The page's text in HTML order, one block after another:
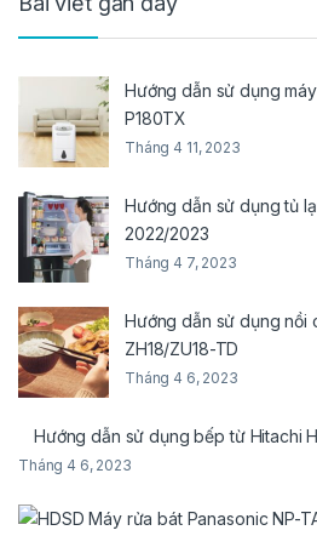
Hướng dẫn sử dụng
P180TX
Tháng 4 11, 2023
Hướng dẫn sử dụng tủ
2022/2023
Tháng 4 7, 2023
Hướng dẫn sử dụng nồi
ZH18/ZU18-TD
Tháng 4 6, 2023
Hướng dẫn sử dụng bếp từ Hitachi
Tháng 4 6, 2023